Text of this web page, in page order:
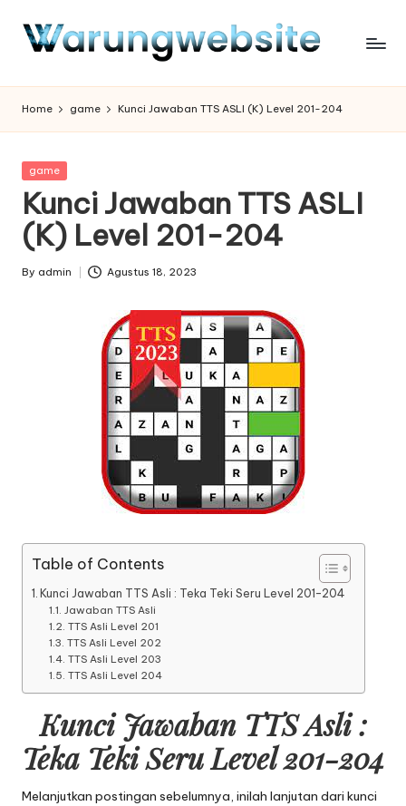
Home game Kunci Jawaban TTS ASLI (K) Level 201-204
Posted
game
Kunci Jawaban TTS ASLI
(K) Level 201-204
Posted
By admin Agustus 18, 2023
Table of Contents
Kunci Jawaban TTS Asli : Teka Teki Seru Level 201-204
Jawaban TTS Asli
TTS Asli Level 201
TTS Asli Level 202
TTS Asli Level 203
TTS Asli Level 204
Kunci Jawaban TTS Asli :
Teka Teki Seru Level 201-204
Melanjutkan postingan sebelumnya, inilah lanjutan dari kunci